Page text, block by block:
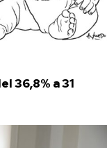
36,8% a 31